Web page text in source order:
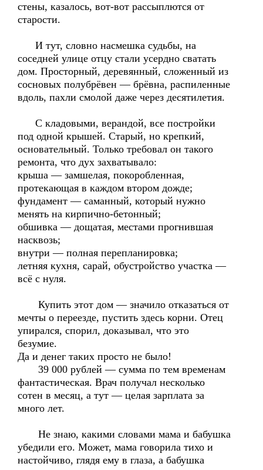
стены, казалось, вот-вот рассыплются от
старости.
И тут, словно насмешка судьбы, на
соседней улице отцу стали усердно сватать
дом. Просторный, деревянный, сложенный из
сосновых полубрёвен — брёвна, распиленные
вдоль, пахли смолой даже через десятилетия.
С кладовыми, верандой, все постройки
под одной крышей. Старый, но крепкий,
основательный. Только требовал он такого
ремонта, что дух захватывало:
крыша — замшелая, покоробленная,
протекающая в каждом втором дожде;
фундамент — саманный, который нужно
менять на кирпично-бетонный;
обшивка — дощатая, местами прогнившая
насквозь;
внутри — полная перепланировка;
летняя кухня, сарай, обустройство участка —
всё с нуля.
Купить этот дом — значило отказаться от
мечты о переезде, пустить здесь корни. Отец
упирался, спорил, доказывал, что это
безумие.
Да и денег таких просто не было!
39 000 рублей — сумма по тем временам
фантастическая. Врач получал несколько
сотен в месяц, а тут — целая зарплата за
много лет.
Не знаю, какими словами мама и бабушка
убедили его. Может, мама говорила тихо и
настойчиво, глядя ему в глаза, а бабушка